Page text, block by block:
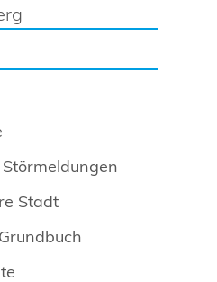
Stadt